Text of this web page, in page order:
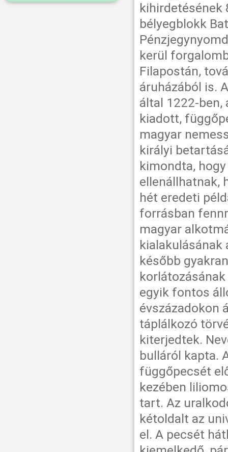
kihirdetésének
bélyegblokk
kerül
Filapostán,
áruházából is.
által 1222-ben,
kiadott,
magyar
királyi
kimondta,
ellenállhatnak,
hét eredeti
forrásban
magyar
kialakulásának
később
egyik fontos
évszázadokon
táplálkozó
kiterjedtek.
bulláról kapta.
függőpecsét
kezében
tart. Az
kétoldalt az
el. A pecsét